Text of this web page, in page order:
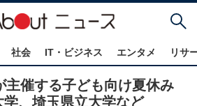
社会 IT・ビジネス エンタメ リサ
主催する子ども向け夏休み
、埼玉県立大学など